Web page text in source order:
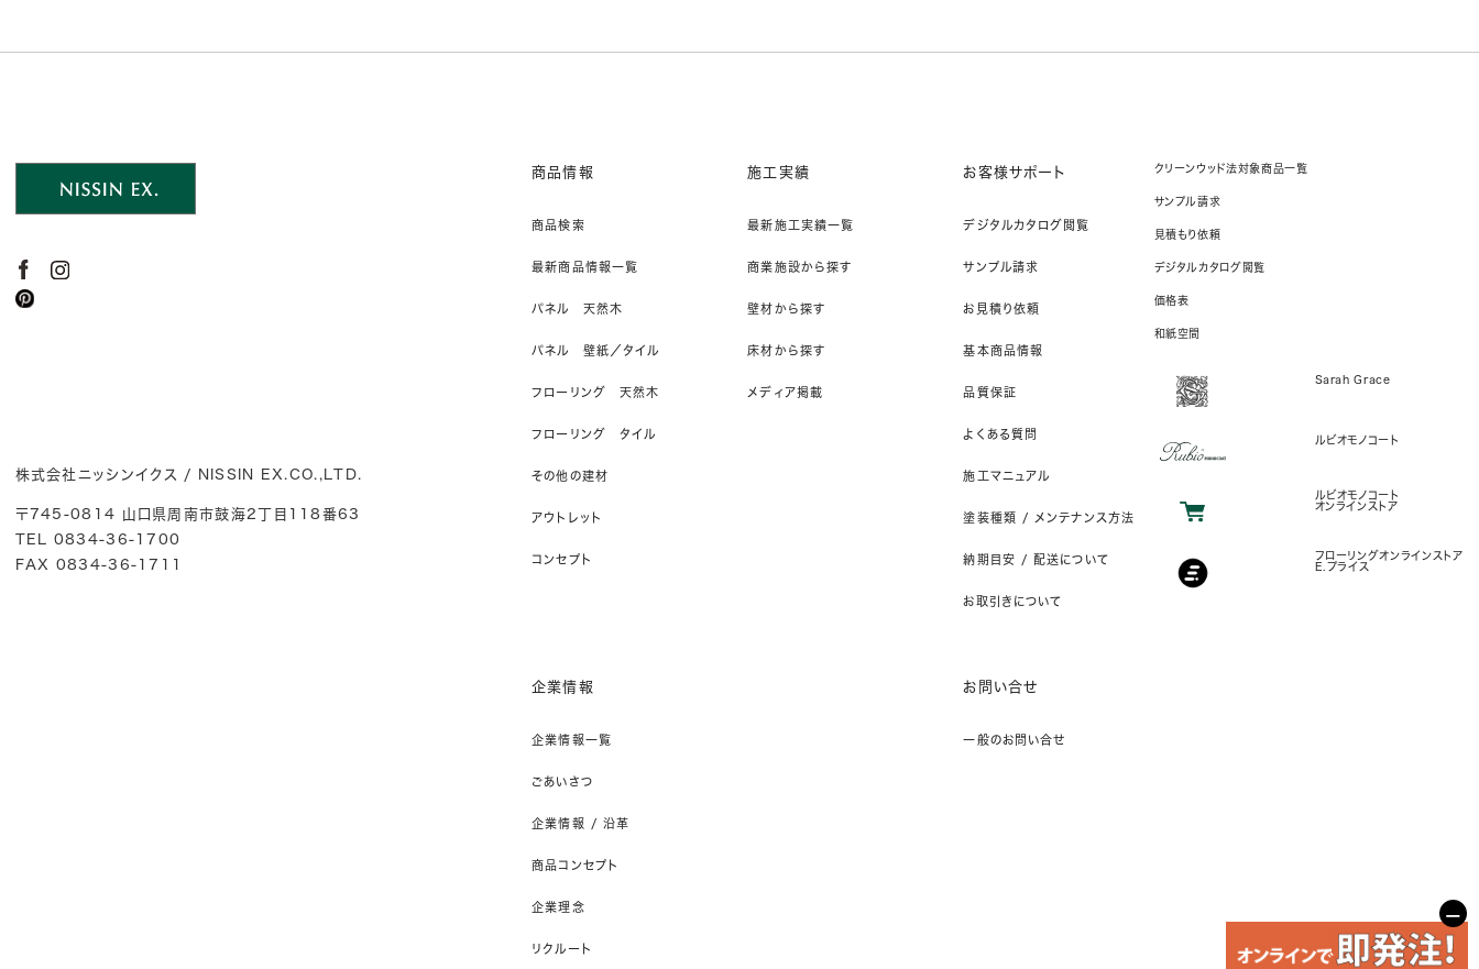
株式会社ニッシンイクス / NISSIN EX.CO.,LTD.
〒745-0814 山口県周南市鼓海2丁目118番63
TEL 0834-36-1700
FAX 0834-36-1711
商品情報
商品検索
最新商品情報一覧
パネル 天然木
パネル 壁紙／タイル
フローリング 天然木
フローリング タイル
その他の建材
アウトレット
コンセプト
施工実績
最新施工実績一覧
商業施設から探す
壁材から探す
床材から探す
メディア掲載
お客様サポート
デジタルカタログ閲覧
サンプル請求
お見積り依頼
基本商品情報
品質保証
よくある質問
施工マニュアル
塗装種類 / メンテナンス方法
納期目安 / 配送について
お取引きについて
企業情報
企業情報一覧
ごあいさつ
企業情報 / 沿革
商品コンセプト
企業理念
リクルート
お問い合せ
一般のお問い合せ
クリーンウッド法対象商品一覧
サンプル請求
見積もり依頼
デジタルカタログ閲覧
価格表
和紙空間
Sarah Grace
ルビオモノコート
ルビオモノコート
オンラインストア
フローリングオンラインストア
E.プライス
−